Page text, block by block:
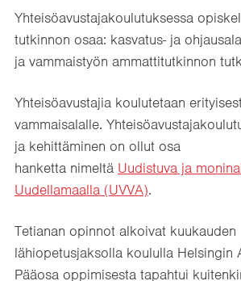
Yhteisöavustajakoulutuksessa
tutkinnon osaa: kasvatus- ja
ja vammaistyön ammattitutkinnon
Yhteisöavustajia koulutetaan
vammaisalalle.
ja kehittäminen on ollut osa
hanketta nimeltä Uudistuva ja
Uudellamaalla (UVVA).
Tetianan opinnot alkoivat kuukauden
lähiopetusjaksolla koululla Helsingin
Pääosa oppimisesta tapahtui